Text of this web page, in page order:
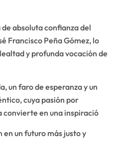
absoluta confianza del
Francisco Peña Gómez, lo
y profunda vocación de
un faro de esperanza y un
cuya pasión por
en una inspiració
en un futuro más justo y